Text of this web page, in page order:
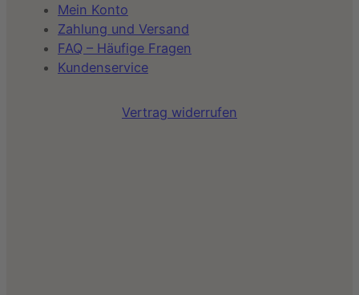
Mein Konto
Zahlung und Versand
FAQ – Häufige Fragen
Kundenservice
Vertrag widerrufen